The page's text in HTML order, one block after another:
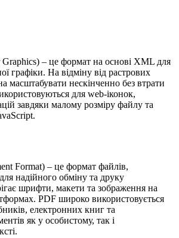
– це формат на основі XML для
графіки. На відміну від растрових
масштабувати нескінченно без втрати
для web-іконок,
завдяки малому розміру файлу та
Format) – це формат файлів,
надійного обміну та друку
шрифти, макети та зображення на
PDF широко використовується
електронних книг та
як у особистому, так і